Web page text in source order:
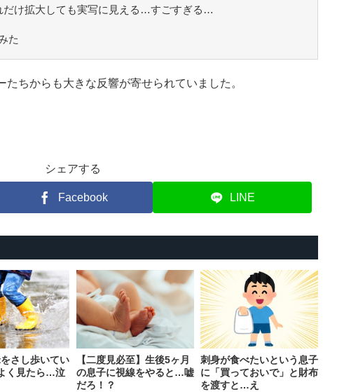
け拡大しても実写に見える…すごすぎる…
た
ちからも大きな反響が寄せられていました。
シェアする
Facebook LINE
さし歩いてい
く見たら…泣
【二度見必至】生後5ヶ月
の息子に視線をやると…嘘
だろ！？
刺身が食べたいという息子
に「買っておいで」と財布
を渡すと…え